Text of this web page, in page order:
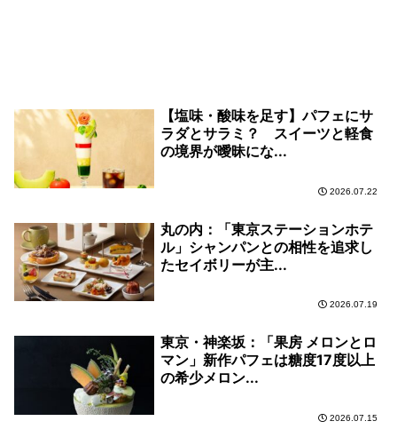
【塩味・酸味を足す】パフェにサ
ラダとサラミ？ スイーツと軽食
の境界が曖昧にな...
2026.07.22
丸の内：「東京ステーションホテ
ル」シャンパンとの相性を追求し
たセイボリーが主...
2026.07.19
東京・神楽坂：「果房 メロンとロ
マン」新作パフェは糖度17度以上
の希少メロン...
2026.07.15